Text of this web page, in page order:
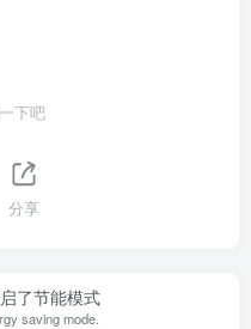
下吧
分享
了节能模式
saving mode.